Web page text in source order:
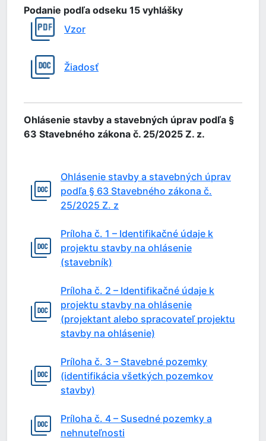
Podanie podľa odseku 15 vyhlášky
Vzor
Žiadosť
Ohlásenie stavby a stavebných úprav podľa §
63 Stavebného zákona č. 25/2025 Z. z.
Ohlásenie stavby a stavebných úprav
podľa § 63 Stavebného zákona č.
25/2025 Z. z
Príloha č. 1 – Identifikačné údaje k
projektu stavby na ohlásenie
(stavebník)
Príloha č. 2 – Identifikačné údaje k
projektu stavby na ohlásenie
(projektant alebo spracovateľ projektu
stavby na ohlásenie)
Príloha č. 3 – Stavebné pozemky
(identifikácia všetkých pozemkov
stavby)
Príloha č. 4 – Susedné pozemky a
nehnuteľnosti